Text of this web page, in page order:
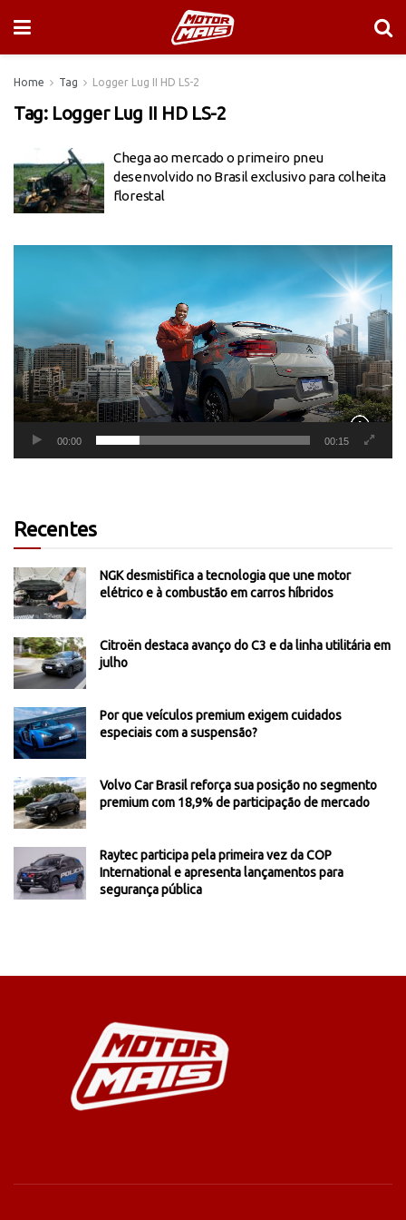
Home Tag Logger Lug II HD LS-2
Tag: Logger Lug II HD LS-2
Chega ao mercado o primeiro pneu
desenvolvido no Brasil exclusivo para colheita
florestal
00:00 00:15
Recentes
NGK desmistifica a tecnologia que une motor
elétrico e à combustão em carros híbridos
Citroën destaca avanço do C3 e da linha utilitária em
julho
Por que veículos premium exigem cuidados
especiais com a suspensão?
Volvo Car Brasil reforça sua posição no segmento
premium com 18,9% de participação de mercado
Raytec participa pela primeira vez da COP
International e apresenta lançamentos para
segurança pública